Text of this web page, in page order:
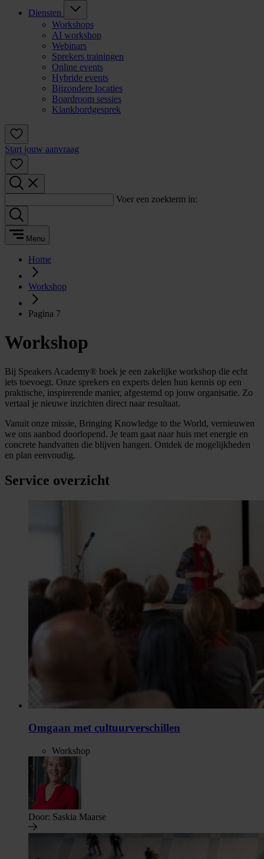
Diensten
Workshops
AI workshop
Webinars
Sprekers trainingen
Online events
Hybride events
Bijzondere locaties
Boardroom sessies
Klankbordgesprek
Start jouw aanvraag
Voer een zoekterm in:
Menu
Home
Workshop
Pagina 7
Workshop
Bij Speakers Academy® boek je een zakelijke workshop die echt
iets toevoegt. Onze sprekers en experts delen hun kennis op een
praktische, inspirerende manier, afgestemd op jouw organisatie. Zo
vertaal je nieuwe inzichten direct naar resultaat.
Vanuit onze missie, Bringing Knowledge to the World, vernieuwen
we ons aanbod doorlopend. Je team gaat naar huis met energie en
concrete handvatten die blijven hangen. Ontdek de mogelijkheden
en plan eenvoudig.
Service overzicht
Omgaan met cultuurverschillen
Workshop
Door: Saskia Maarse